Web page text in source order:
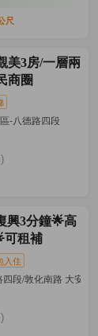
尺
美3房/一層兩
商圈
-八德路四段
興3分鐘🌟高
可租補
入住
段/敦化南路 大安區